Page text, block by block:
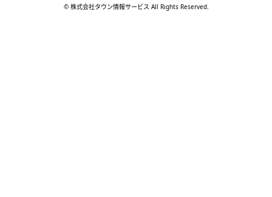
© 株式会社タウン情報サービス All Rights Reserved.